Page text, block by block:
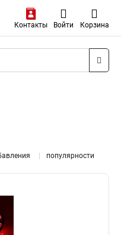
Контакты Войти Корзина
популярности